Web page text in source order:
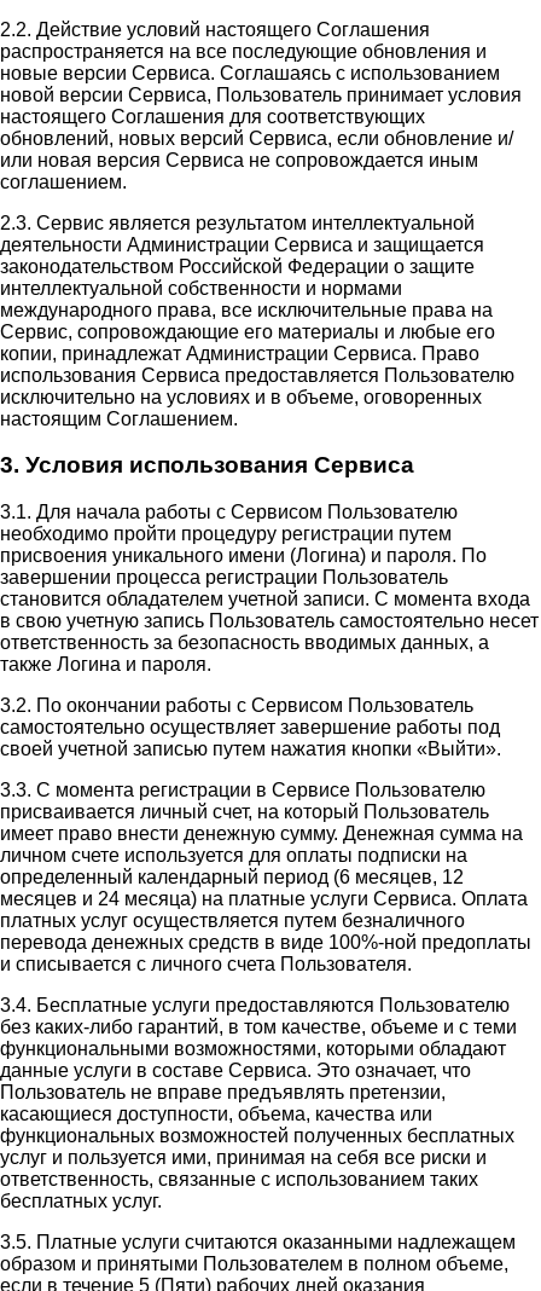
2.2. Действие условий настоящего Соглашения
распространяется на все последующие обновления и
новые версии Сервиса. Соглашаясь с использованием
новой версии Сервиса, Пользователь принимает условия
настоящего Соглашения для соответствующих
обновлений, новых версий Сервиса, если обновление и/
или новая версия Сервиса не сопровождается иным
соглашением.
2.3. Сервис является результатом интеллектуальной
деятельности Администрации Сервиса и защищается
законодательством Российской Федерации о защите
интеллектуальной собственности и нормами
международного права, все исключительные права на
Сервис, сопровождающие его материалы и любые его
копии, принадлежат Администрации Сервиса. Право
использования Сервиса предоставляется Пользователю
исключительно на условиях и в объеме, оговоренных
настоящим Соглашением.
3. Условия использования Сервиса
3.1. Для начала работы с Сервисом Пользователю
необходимо пройти процедуру регистрации путем
присвоения уникального имени (Логина) и пароля. По
завершении процесса регистрации Пользователь
становится обладателем учетной записи. С момента входа
в свою учетную запись Пользователь самостоятельно несет
ответственность за безопасность вводимых данных, а
также Логина и пароля.
3.2. По окончании работы с Сервисом Пользователь
самостоятельно осуществляет завершение работы под
своей учетной записью путем нажатия кнопки «Выйти».
3.3. С момента регистрации в Сервисе Пользователю
присваивается личный счет, на который Пользователь
имеет право внести денежную сумму. Денежная сумма на
личном счете используется для оплаты подписки на
определенный календарный период (6 месяцев, 12
месяцев и 24 месяца) на платные услуги Сервиса. Оплата
платных услуг осуществляется путем безналичного
перевода денежных средств в виде 100%-ной предоплаты
и списывается с личного счета Пользователя.
3.4. Бесплатные услуги предоставляются Пользователю
без каких-либо гарантий, в том качестве, объеме и с теми
функциональными возможностями, которыми обладают
данные услуги в составе Сервиса. Это означает, что
Пользователь не вправе предъявлять претензии,
касающиеся доступности, объема, качества или
функциональных возможностей полученных бесплатных
услуг и пользуется ими, принимая на себя все риски и
ответственность, связанные с использованием таких
бесплатных услуг.
3.5. Платные услуги считаются оказанными надлежащем
образом и принятыми Пользователем в полном объеме,
если в течение 5 (Пяти) рабочих дней оказания